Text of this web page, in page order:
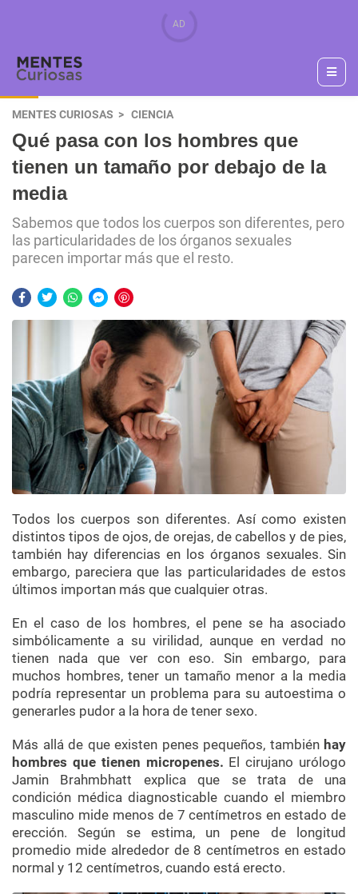
MENTES CURIOSAS CIENCIA
Qué pasa con los hombres que
tienen un tamaño por debajo de la
media
Sabemos que todos los cuerpos son diferentes, pero
las particularidades de los órganos sexuales
parecen importar más que el resto.
Todos los cuerpos son diferentes. Así como existen
distintos tipos de ojos, de orejas, de cabellos y de pies,
también hay diferencias en los órganos sexuales. Sin
embargo, pareciera que las particularidades de estos
últimos importan más que cualquier otras.
En el caso de los hombres, el pene se ha asociado
simbólicamente a su virilidad, aunque en verdad no
tienen nada que ver con eso. Sin embargo, para
muchos hombres, tener un tamaño menor a la media
podría representar un problema para su autoestima o
generarles pudor a la hora de tener sexo.
Más allá de que existen penes pequeños, también hay
hombres que tienen micropenes. El cirujano urólogo
Jamin Brahmbhatt explica que se trata de una
condición médica diagnosticable cuando el miembro
masculino mide menos de 7 centímetros en estado de
erección. Según se estima, un pene de longitud
promedio mide alrededor de 8 centímetros en estado
normal y 12 centímetros, cuando está erecto.